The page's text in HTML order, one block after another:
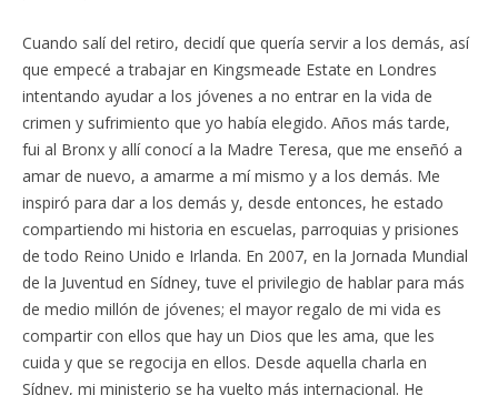
Cuando salí del retiro, decidí que quería servir a los demás, así
que empecé a trabajar en Kingsmeade Estate en Londres
intentando ayudar a los jóvenes a no entrar en la vida de
crimen y sufrimiento que yo había elegido. Años más tarde,
fui al Bronx y allí conocí a la Madre Teresa, que me enseñó a
amar de nuevo, a amarme a mí mismo y a los demás. Me
inspiró para dar a los demás y, desde entonces, he estado
compartiendo mi historia en escuelas, parroquias y prisiones
de todo Reino Unido e Irlanda. En 2007, en la Jornada Mundial
de la Juventud en Sídney, tuve el privilegio de hablar para más
de medio millón de jóvenes; el mayor regalo de mi vida es
compartir con ellos que hay un Dios que les ama, que les
cuida y que se regocija en ellos. Desde aquella charla en
Sídney, mi ministerio se ha vuelto más internacional. He